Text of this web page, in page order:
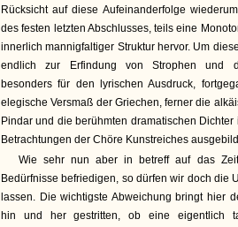
Rücksicht auf diese Aufeinanderfolge
des festen letzten Abschlusses, teils eine
innerlich mannigfaltiger Struktur hervor. Um
endlich zur Erfindung von Strophen und
besonders für den lyrischen Ausdruck,
elegische Versmaß der Griechen, ferner die
Pindar und die berühmten dramatischen
Betrachtungen der Chöre Kunstreiches
Wie sehr nun aber in betreff auf das
Bedürfnisse befriedigen, so dürfen wir doch die
lassen. Die wichtigste Abweichung bringt hier
hin und her gestritten, ob eine eigentlich